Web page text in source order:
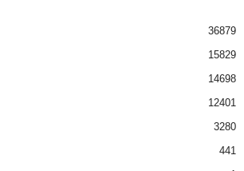
36879
15829
14698
12401
3280
441